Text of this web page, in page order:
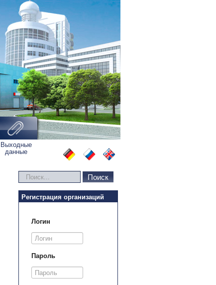
Выходные
данные
Искать... Поиск
Регистрация организаций
Логин
Пароль